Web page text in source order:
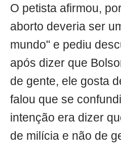
O petista afirmou,
aborto deveria ser
mundo" e pediu
após dizer que
de gente, ele gosta
falou que se
intenção era dizer
de milícia e não de